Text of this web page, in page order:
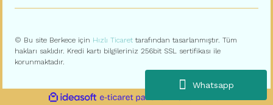
Whatsapp
© Bu site Berkece için Hızlı Ticaret tarafından tasarlanmıştır. Tüm
hakları saklıdır. Kredi kartı bilgileriniz 256bit SSL sertifikası ile
korunmaktadır.
ideasoft